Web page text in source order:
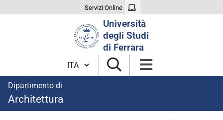
Servizi Online
Università
degli Studi
di Ferrara
Cambia lingua
Dipartimento di
Architettura